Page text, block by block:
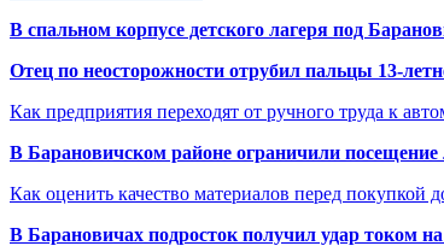
В спальном корпусе детского лагеря под
Отец по неосторожности отрубил пальцы 13-
Как предприятия переходят от ручного труда к
В Барановичском районе ограничили посещение
Как оценить качество материалов перед покупкой
В Барановичах подросток получил удар током